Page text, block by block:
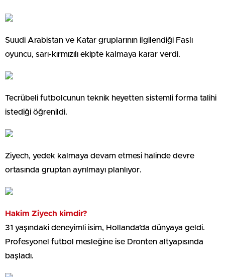
Suudi Arabistan ve Katar gruplarının ilgilendiği Faslı
oyuncu, sarı-kırmızılı ekipte kalmaya karar verdi.
Tecrübeli futbolcunun teknik heyetten sistemli forma talihi
istediği öğrenildi.
Ziyech, yedek kalmaya devam etmesi halinde devre
ortasında gruptan ayrılmayı planlıyor.
Hakim Ziyech kimdir?
31 yaşındaki deneyimli isim, Hollanda’da dünyaya geldi.
Profesyonel futbol mesleğine ise Dronten altyapısında
başladı.